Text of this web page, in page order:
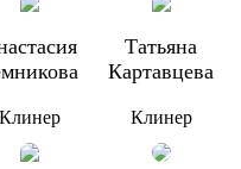
Клинер
Татьяна
Картавцева
Клинер